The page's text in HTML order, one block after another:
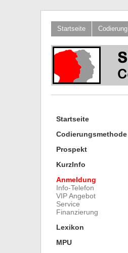
Startseite Codierung
Startseite
Codierungsmethode
Prospekt
KurzInfo
Anmeldung
Info-Telefon
VIP Angebot
Service
Finanzierung
Lexikon
MPU